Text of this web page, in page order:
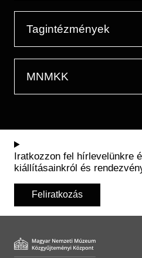
Tagintézmények
MNMKK
Iratkozzon fel hírlevelünkre
kiállításainkról és
Feliratkozás